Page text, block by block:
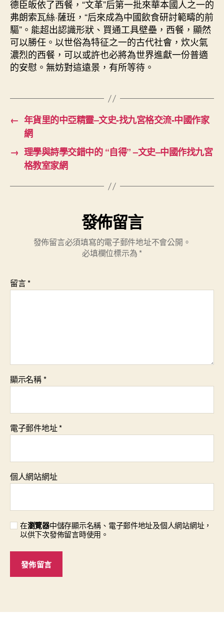
德臣皈依了西餐，“文革”后第一批來華本國人之一的
弗朗索瓦絲·薩班，“后來成為中國飲食研討範疇的前
驅”。能超出認識形狀、買通工具壁壘，西餐，顯然
可以勝任。以世俗為特征之一的古代社會，炊火氣
濃烈的西餐，可以或許也必將為世界進獻一份普適
的安慰。無妨對這遠景，有所等待。
← 年貨里的中亞精靈–文史-找九宮格交流-中國作家
網
→ 理學與詩學交錯中的 “自得” –文史–中國作找九宮
格教室家網
發佈留言
發佈留言必須填寫的電子郵件地址不會公開。
必填欄位標示為 *
留言*
顯示名稱*
電子郵件地址*
個人網站網址
在瀏覽器中儲存顯示名稱、電子郵件地址及個人網站網址，
以供下次發佈留言時使用。